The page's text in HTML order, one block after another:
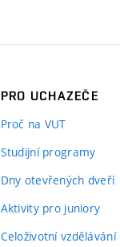
PRO UCHAZEČE
Proč na VUT
Studijní programy
Dny otevřených dveří
Aktivity pro juniory
Celoživotní vzdělávání